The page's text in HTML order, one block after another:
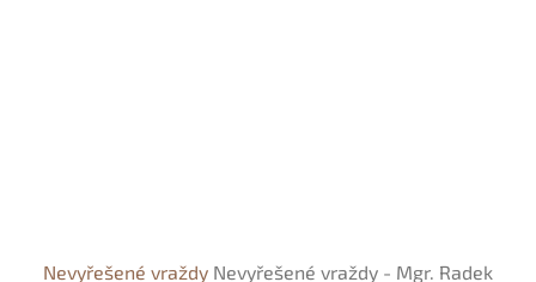
Nevyřešené vraždy Nevyřešené vraždy - Mgr. Radek